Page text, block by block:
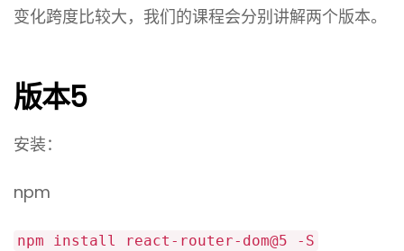
变化跨度比较大，我们的课程会分别讲解两个版本。
版本5
安装：
npm
npm install react-router-dom@5 -S